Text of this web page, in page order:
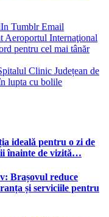
Tumblr Email
Aeroportul Internaţional
pentru cel mai tânăr
Clinic Județean de
lupta cu bolile
ideală pentru o zi de
înainte de vizită…
Brașovul reduce
și serviciile pentru